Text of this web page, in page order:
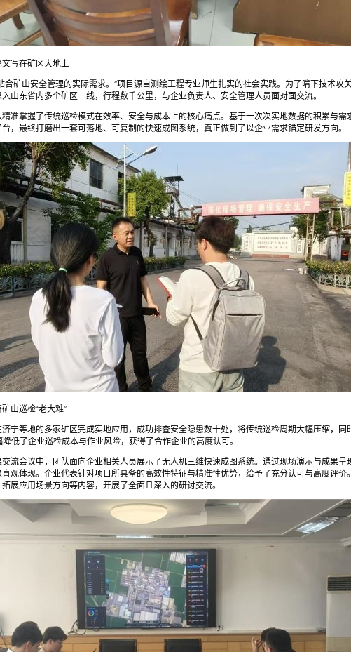
写在矿区大地上
合矿山安全管理的实际需求。”项目源自测绘工程专业师生扎实的社会实践。为了啃下技术攻关
山东省内多个矿区一线，行程数千公里，与企业负责人、安全管理人员面对面交流。
准掌握了传统巡检模式在效率、安全与成本上的核心痛点。基于一次次实地数据的积累与需
，最终打磨出一套可落地、可复制的快速成图系统，真正做到了以企业需求锚定研发方向。
山巡检“老大难”
济宁等地的多家矿区完成实地应用，成功排查安全隐患数十处，将传统巡检周期大幅压缩，同
低了企业巡检成本与作业风险，获得了合作企业的高度认可。
流会议中，团队面向企业相关人员展示了无人机三维快速成图系统。通过现场演示与成果呈
观体现。企业代表针对项目所具备的高效性特征与精准性优势，给予了充分认可与高度评价
展应用场景方向等内容，开展了全面且深入的研讨交流。